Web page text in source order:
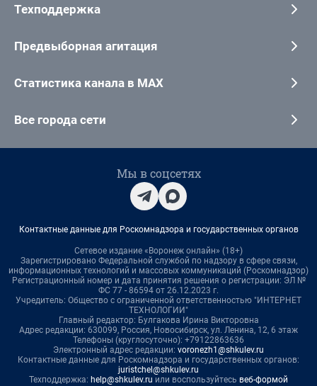
Техподдержка
Предвыборная агитация
Статистика канала в MAX
Все города сети
Мы в соцсетях
Контактные данные для Роскомнадзора и государственных органов
Сетевое издание «Воронеж онлайн» (18+)
Зарегистрировано Федеральной службой по надзору в сфере связи,
информационных технологий и массовых коммуникаций (Роскомнадзор)
Регистрационный номер и дата принятия решения о регистрации: ЭЛ №
ФС 77 - 86594 от 26.12.2023 г.
Учредитель: Общество с ограниченной ответственностью "ИНТЕРНЕТ
ТЕХНОЛОГИИ"
Главный редактор: Булгакова Ирина Викторовна
Адрес редакции: 630099, Россия, Новосибирск, ул. Ленина, 12, 6 этаж
Телефоны (круглосуточно): +79122863636
Электронный адрес редакции: voronezh1@shkulev.ru
Контактные данные для Роскомнадзора и государственных органов:
juristchel@shkulev.ru
Техподдержка: help@shkulev.ru или воспользуйтесь веб-формой